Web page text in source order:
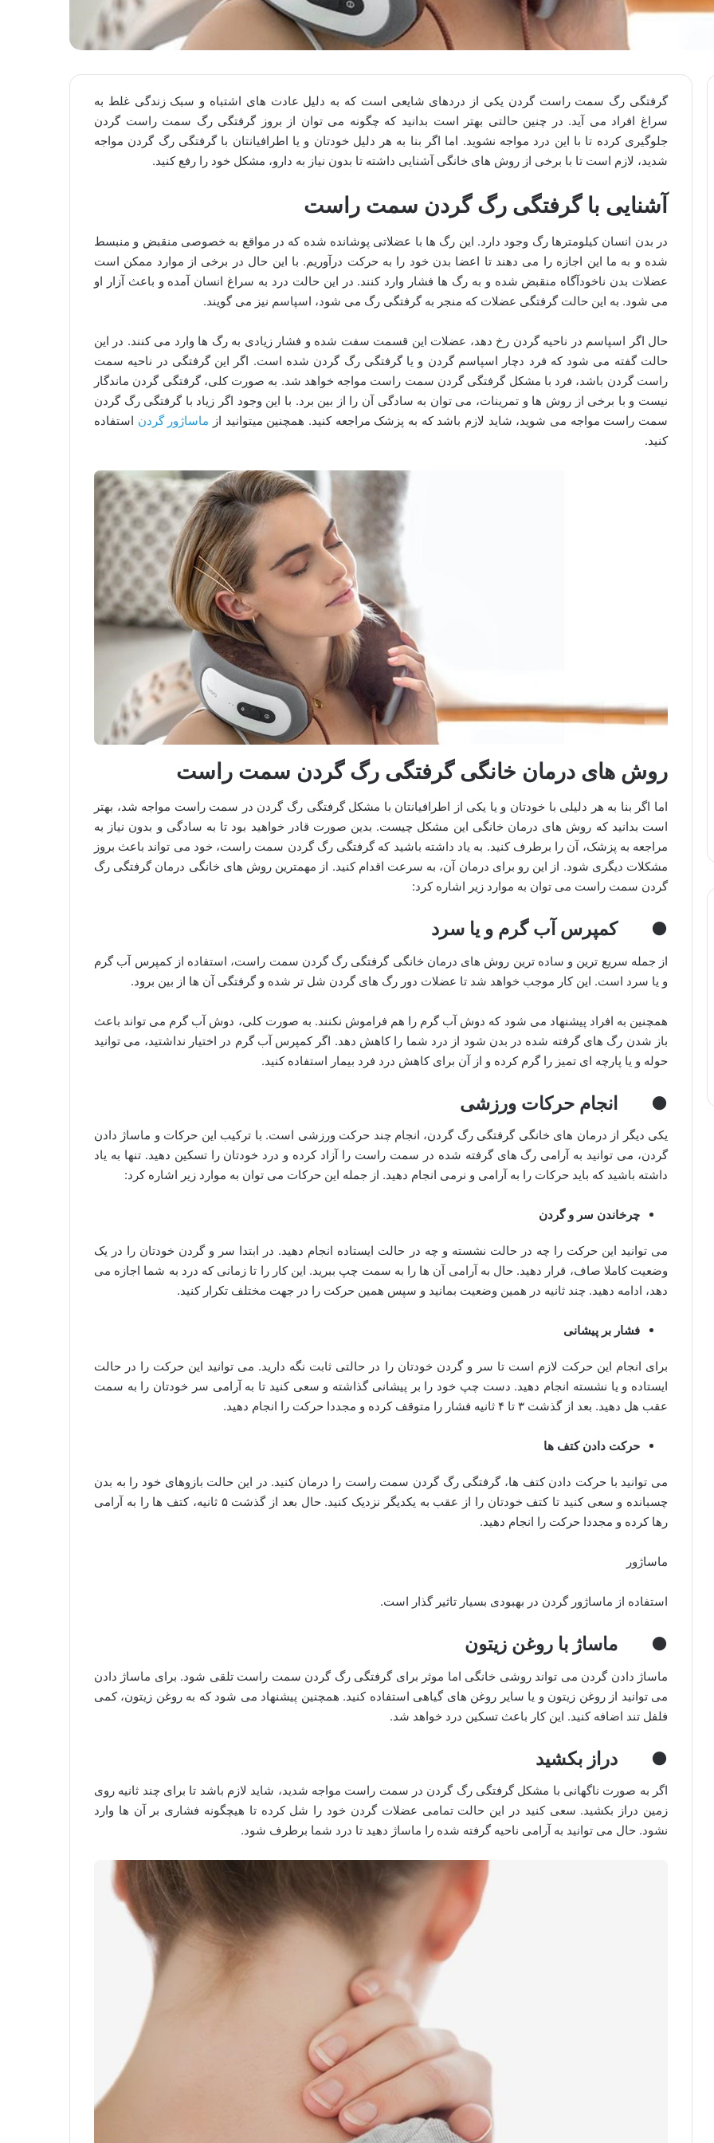
گرفتگی رگ سمت راست گردن یکی از دردهای شایعی است که به دلیل عادت های اشتباه و سبک زندگی غلط به
سراغ افراد می آید. در چنین حالتی بهتر است بدانید که چگونه می توان از بروز گرفتگی رگ سمت راست گردن
جلوگیری کرده تا با این درد مواجه نشوید. اما اگر بنا به هر دلیل خودتان و یا اطرافیانتان با گرفتگی رگ گردن مواجه
شدید، لازم است تا با برخی از روش های خانگی آشنایی داشته تا بدون نیاز به دارو، مشکل خود را رفع کنید.
آشنایی با گرفتگی رگ گردن سمت راست
در بدن انسان کیلومترها رگ وجود دارد. این رگ ها با عضلاتی پوشانده شده که در مواقع به خصوصی منقبض و منبسط
شده و به ما این اجازه را می دهند تا اعضا بدن خود را به حرکت درآوریم. با این حال در برخی از موارد ممکن است
عضلات بدن ناخودآگاه منقبض شده و به رگ ها فشار وارد کنند. در این حالت درد به سراغ انسان آمده و باعث آزار او
می شود. به این حالت گرفتگی عضلات که منجر به گرفتگی رگ می شود، اسپاسم نیز می گویند.
حال اگر اسپاسم در ناحیه گردن رخ دهد، عضلات این قسمت سفت شده و فشار زیادی به رگ ها وارد می کنند. در این
حالت گفته می شود که فرد دچار اسپاسم گردن و یا گرفتگی رگ گردن شده است. اگر این گرفتگی در ناحیه سمت
راست گردن باشد، فرد با مشکل گرفتگی گردن سمت راست مواجه خواهد شد. به صورت کلی، گرفتگی گردن ماندگار
نیست و با برخی از روش ها و تمرینات، می توان به سادگی آن را از بین برد. با این وجود اگر زیاد با گرفتگی رگ گردن
سمت راست مواجه می شوید، شاید لازم باشد که به پزشک مراجعه کنید. همچنین میتوانید از ماساژور گردن استفاده
کنید.
روش های درمان خانگی گرفتگی رگ گردن سمت راست
اما اگر بنا به هر دلیلی با خودتان و یا یکی از اطرافیانتان با مشکل گرفتگی رگ گردن در سمت راست مواجه شد، بهتر
است بدانید که روش های درمان خانگی این مشکل چیست. بدین صورت قادر خواهید بود تا به سادگی و بدون نیاز به
مراجعه به پزشک، آن را برطرف کنید. به یاد داشته باشید که گرفتگی رگ گردن سمت راست، خود می تواند باعث بروز
مشکلات دیگری شود. از این رو برای درمان آن، به سرعت اقدام کنید. از مهمترین روش های خانگی درمان گرفتگی رگ
گردن سمت راست می توان به موارد زیر اشاره کرد:
● کمپرس آب گرم و یا سرد
از جمله سریع ترین و ساده ترین روش های درمان خانگی گرفتگی رگ گردن سمت راست، استفاده از کمپرس آب گرم
و یا سرد است. این کار موجب خواهد شد تا عضلات دور رگ های گردن شل تر شده و گرفتگی آن ها از بین برود.
همچنین به افراد پیشنهاد می شود که دوش آب گرم را هم فراموش نکنند. به صورت کلی، دوش آب گرم می تواند باعث
باز شدن رگ های گرفته شده در بدن شود از درد شما را کاهش دهد. اگر کمپرس آب گرم در اختیار نداشتید، می توانید
حوله و یا پارچه ای تمیز را گرم کرده و از آن برای کاهش درد فرد بیمار استفاده کنید.
● انجام حرکات ورزشی
یکی دیگر از درمان های خانگی گرفتگی رگ گردن، انجام چند حرکت ورزشی است. با ترکیب این حرکات و ماساژ دادن
گردن، می توانید به آرامی رگ های گرفته شده در سمت راست را آزاد کرده و درد خودتان را تسکین دهید. تنها به یاد
داشته باشید که باید حرکات را به آرامی و نرمی انجام دهید. از جمله این حرکات می توان به موارد زیر اشاره کرد:
چرخاندن سر و گردن
می توانید این حرکت را چه در حالت نشسته و چه در حالت ایستاده انجام دهید. در ابتدا سر و گردن خودتان را در یک
وضعیت کاملا صاف، قرار دهید. حال به آرامی آن ها را به سمت چپ ببرید. این کار را تا زمانی که درد به شما اجازه می
دهد، ادامه دهید. چند ثانیه در همین وضعیت بمانید و سپس همین حرکت را در جهت مختلف تکرار کنید.
فشار بر پیشانی
برای انجام این حرکت لازم است تا سر و گردن خودتان را در حالتی ثابت نگه دارید. می توانید این حرکت را در حالت
ایستاده و یا نشسته انجام دهید. دست چپ خود را بر پیشانی گذاشته و سعی کنید تا به آرامی سر خودتان را به سمت
عقب هل دهید. بعد از گذشت ۳ تا ۴ ثانیه فشار را متوقف کرده و مجددا حرکت را انجام دهید.
حرکت دادن کتف ها
می توانید با حرکت دادن کتف ها، گرفتگی رگ گردن سمت راست را درمان کنید. در این حالت بازوهای خود را به بدن
چسبانده و سعی کنید تا کتف خودتان را از عقب به یکدیگر نزدیک کنید. حال بعد از گذشت ۵ ثانیه، کتف ها را به آرامی
رها کرده و مجددا حرکت را انجام دهید.
ماساژور
استفاده از ماساژور گردن در بهبودی بسیار تاثیر گذار است.
● ماساژ با روغن زیتون
ماساژ دادن گردن می تواند روشی خانگی اما موثر برای گرفتگی رگ گردن سمت راست تلقی شود. برای ماساژ دادن
می توانید از روغن زیتون و یا سایر روغن های گیاهی استفاده کنید. همچنین پیشنهاد می شود که به روغن زیتون، کمی
فلفل تند اضافه کنید. این کار باعث تسکین درد خواهد شد.
● دراز بکشید
اگر به صورت ناگهانی با مشکل گرفتگی رگ گردن در سمت راست مواجه شدید، شاید لازم باشد تا برای چند ثانیه روی
زمین دراز بکشید. سعی کنید در این حالت تمامی عضلات گردن خود را شل کرده تا هیچگونه فشاری بر آن ها وارد
نشود. حال می توانید به آرامی ناحیه گرفته شده را ماساژ دهید تا درد شما برطرف شود.